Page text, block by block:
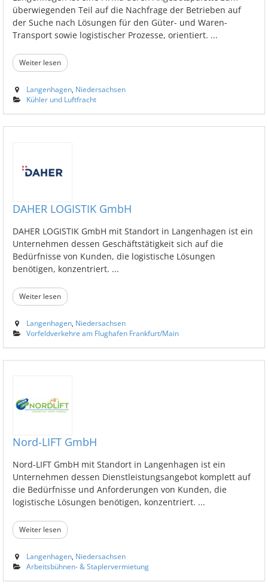
überwiegenden Teil auf die Nachfrage der Betrieben auf
der Suche nach Lösungen für den Güter- und Waren-
Transport sowie logistischer Prozesse, orientiert. ...
Weiter lesen
Langenhagen, Niedersachsen
Kühler und Luftfracht
DAHER LOGISTIK GmbH
DAHER LOGISTIK GmbH mit Standort in Langenhagen ist ein
Unternehmen dessen Geschäftstätigkeit sich auf die
Bedürfnisse von Kunden, die logistische Lösungen
benötigen, konzentriert. ...
Weiter lesen
Langenhagen Niedersachsen
Vorfeldverkehre am Flughafen Frankfurt/Main
Nord-LIFT GmbH
Nord-LIFT GmbH mit Standort in Langenhagen ist ein
Unternehmen dessen Dienstleistungsangebot komplett auf
die Bedürfnisse und Anforderungen von Kunden, die
logistische Lösungen benötigen, konzentriert. ...
Weiter lesen
Langenhagen Niedersachsen
Arbeitsbühnen- & Staplervermietung